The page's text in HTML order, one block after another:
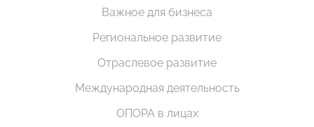
Важное для бизнеса
Региональное развитие
Отраслевое развитие
Международная деятельность
ОПОРА в лицах